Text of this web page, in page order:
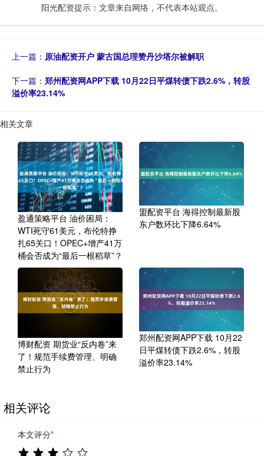
阳光配资提示：文章来自网络，不代表本站观点。
上一篇： 原油配资开户 蒙古国总理赞丹沙塔尔被解职
下一篇： 郑州配资网APP下载 10月22日平煤转债下跌2.6%，转股
溢价率23.14%
相关文章
盈通策略平台 油价困局：
WTI死守61美元，布伦特挣
扎65关口！OPEC+增产41万
桶会否成为“最后一根稻草”？
盟配资平台 海得控制最新股
东户数环比下降6.64%
博财配资 期货业“反内卷”来
了！规范手续费管理、明确
禁止行为
郑州配资网APP下载 10月22
日平煤转债下跌2.6%，转股
溢价率23.14%
相关评论
本文评分*